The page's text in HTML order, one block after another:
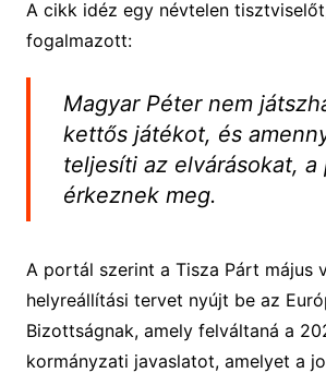
A cikk idéz egy névtelen
fogalmazott:
Magyar Péter nem
kettős játékot, és
teljesíti az elvárásokat, a
érkeznek meg.
A portál szerint a Tisza Párt május
helyreállítási tervet nyújt be az
Bizottságnak, amely felváltaná a
kormányzati javaslatot, amelyet a